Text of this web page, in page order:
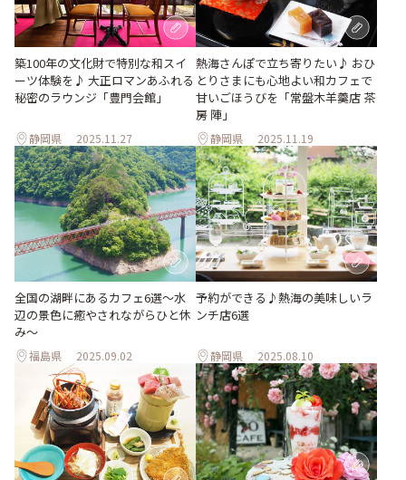
築100年の文化財で特別な和スイ
ーツ体験を♪ 大正ロマンあふれる
秘密のラウンジ「豊門会館」
静岡県 2025.11.27
熱海さんぽで立ち寄りたい♪ おひ
とりさまにも心地よい和カフェで
甘いごほうびを「常盤木羊羹店 茶
房 陣」
静岡県 2025.11.19
全国の湖畔にあるカフェ6選〜水
辺の景色に癒やされながらひと休
み〜
福島県 2025.09.02
予約ができる♪熱海の美味しいラ
ンチ店6選
静岡県 2025.08.10